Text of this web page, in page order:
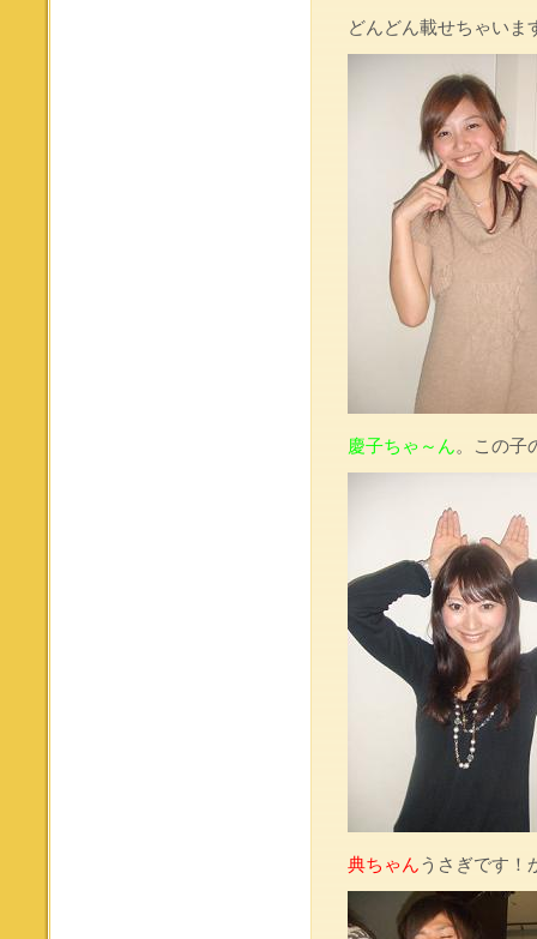
どんどん載せちゃいま
慶子ちゃ～ん。この子
典ちゃんうさぎです！